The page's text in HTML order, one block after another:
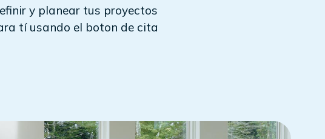
y planear tus proyectos
tí usando el boton de cita